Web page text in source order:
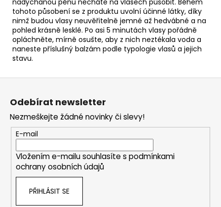
tohoto působení se z produktu uvolní účinné látky, díky
nimž budou vlasy neuvěřitelně jemné až hedvábné a na
pohled krásně lesklé. Po asi 5 minutách vlasy pořádně
opláchněte, mírně osušte, aby z nich neztékala voda a
naneste příslušný balzám podle typologie vlasů a jejich
stavu.
Z
Odebírat newsletter
Nezmeškejte žádné novinky či slevy!
E-mail
Vložením e-mailu souhlasíte s podmínkami
ochrany osobních údajů
PŘIHLÁSIT SE